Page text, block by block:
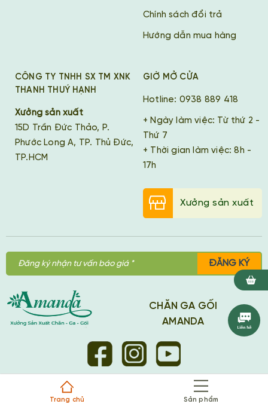
Trang chủ Sản phẩm
Chính sách đổi trả
Hướng dẫn mua hàng
CÔNG TY TNHH SX TM XNK
THANH THUÝ HẠNH
Xưởng sản xuất
15D Trần Đức Thảo, P.
Phước Long A, TP. Thủ Đức,
TP.HCM
GIỜ MỞ CỬA
Hotline: 0938 889 418
+ Ngày làm việc: Từ thứ 2 -
Thứ 7
+ Thời gian làm việc: 8h -
17h
Xưởng sản xuất
ĐĂNG KÝ
CHĂN GA GỐI
AMANDA
Công Ty TNHH SX TM XNK Thanh Thuý Hạnh